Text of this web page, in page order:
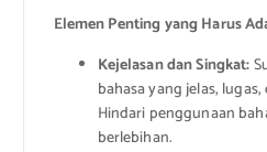
Elemen Penting yang Harus
Kejelasan dan Singkat:
bahasa yang jelas,
Hindari penggunaan
berlebihan.